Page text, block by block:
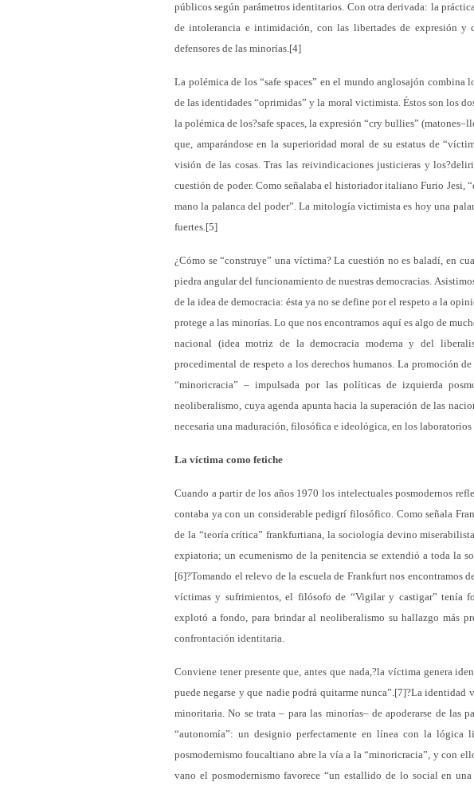
públicos según parámetros identitarios. Con otra derivada: la
de intolerancia e intimidación, con las libertades de expresión
defensores de las minorías.[4]
La polémica de los “safe spaces” en el mundo anglosajón combina
de las identidades “oprimidas” y la moral victimista. Éstos son los
la polémica de los?safe spaces, la expresión “cry bullies”
que, amparándose en la superioridad moral de su estatus de
visión de las cosas. Tras las reivindicaciones justicieras y
cuestión de poder. Como señalaba el historiador italiano Furio Jesi,
mano la palanca del poder”. La mitología victimista es hoy una
fuertes.[5]
¿Cómo se “construye” una víctima? La cuestión no es baladí, en
piedra angular del funcionamiento de nuestras democracias.
de la idea de democracia: ésta ya no se define por el respeto a la
protege a las minorías. Lo que nos encontramos aquí es algo de
nacional (idea motriz de la democracia moderna y del
procedimental de respeto a los derechos humanos. La promoción
“minoricracia” – impulsada por las políticas de izquierda
neoliberalismo, cuya agenda apunta hacia la superación de las
necesaria una maduración, filosófica e ideológica, en los
La víctima como fetiche
Cuando a partir de los años 1970 los intelectuales posmodernos
contaba ya con un considerable pedigrí filosófico. Como señala
de la “teoría crítica” frankfurtiana, la sociología devino
expiatoria; un ecumenismo de la penitencia se extendió a toda la
[6]?Tomando el relevo de la escuela de Frankfurt nos
víctimas y sufrimientos, el filósofo de “Vigilar y castigar” tenía
explotó a fondo, para brindar al neoliberalismo su hallazgo más
confrontación identitaria.
Conviene tener presente que, antes que nada,?la víctima genera
puede negarse y que nadie podrá quitarme nunca”.[7]?La identidad
minoritaria. No se trata – para las minorías– de apoderarse de las
“autonomía”: un designio perfectamente en línea con la lógica
posmodernismo foucaltiano abre la vía a la “minoricracia”, y con
vano el posmodernismo favorece “un estallido de lo social en